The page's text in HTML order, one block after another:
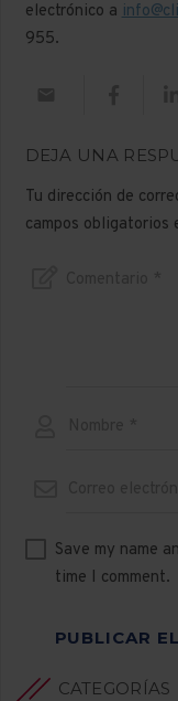
electrónico a
955.
DEJA UNA
Tu dirección de
campos obligatorios
Save my name
time I comment.
PUBLICAR
CATEGORÍAS